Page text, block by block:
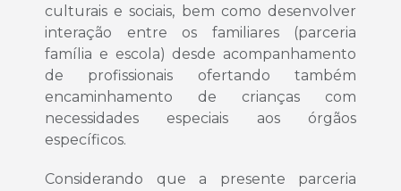
culturais e sociais, bem como desenvolver
interação entre os familiares (parceria
família e escola) desde acompanhamento
de profissionais ofertando também
encaminhamento de crianças com
necessidades especiais aos órgãos
específicos.
Considerando que a presente parceria